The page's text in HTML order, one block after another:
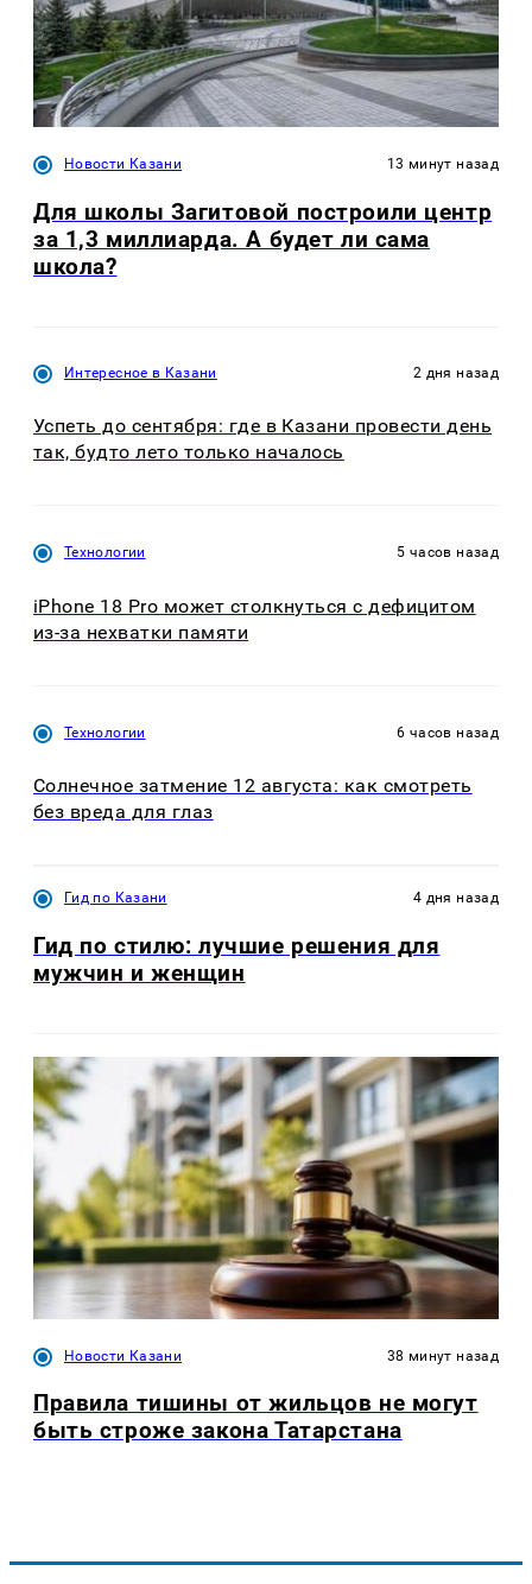
Новости Казани 13 минут назад
Для школы Загитовой построили центр
за 1,3 миллиарда. А будет ли сама
школа?
Интересное в Казани 2 дня назад
Успеть до сентября: где в Казани провести день
так, будто лето только началось
Технологии 5 часов назад
iPhone 18 Pro может столкнуться с дефицитом
из-за нехватки памяти
Технологии 6 часов назад
Солнечное затмение 12 августа: как смотреть
без вреда для глаз
Гид по Казани 4 дня назад
Гид по стилю: лучшие решения для
мужчин и женщин
Новости Казани 38 минут назад
Правила тишины от жильцов не могут
быть строже закона Татарстана